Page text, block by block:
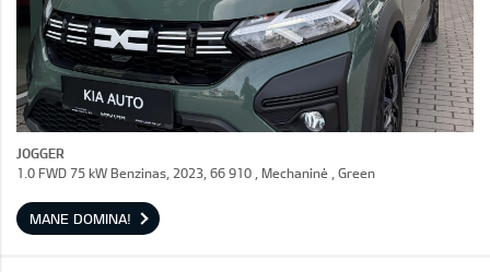
JOGGER
1.0 FWD 75 kW Benzinas, 2023, 66 910 , Mechaninė , Green
MANE DOMINA!